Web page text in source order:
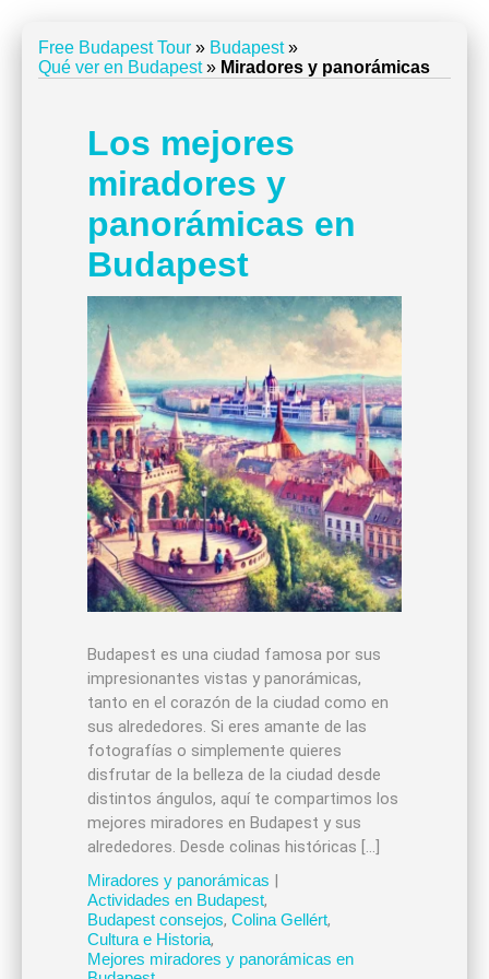
Free Budapest Tour » Budapest»
Qué ver en Budapest» Miradores y panorámicas
Los mejores
miradores y
panorámicas en
Budapest
Budapest es una ciudad famosa por sus
impresionantes vistas y panorámicas,
tanto en el corazón de la ciudad como en
sus alrededores. Si eres amante de las
fotografías o simplemente quieres
disfrutar de la belleza de la ciudad desde
distintos ángulos, aquí te compartimos los
mejores miradores en Budapest y sus
alrededores. Desde colinas históricas […]
Miradores y panorámicas |
Actividades en Budapest,
Budapest consejos, Colina Gellért,
Cultura e Historia,
Mejores miradores y panorámicas en